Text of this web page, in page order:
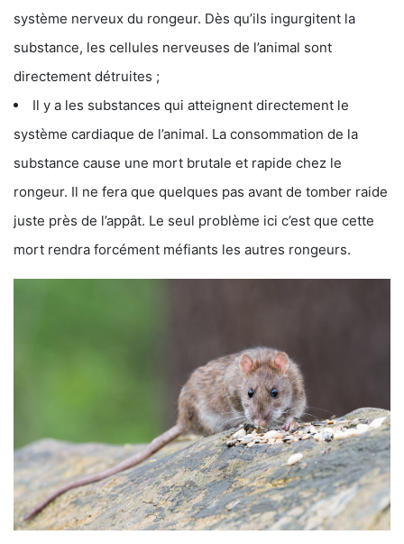
système nerveux du rongeur. Dès qu’ils ingurgitent la
substance, les cellules nerveuses de l’animal sont
directement détruites ;
Il y a les substances qui atteignent directement le
système cardiaque de l’animal. La consommation de la
substance cause une mort brutale et rapide chez le
rongeur. Il ne fera que quelques pas avant de tomber raide
juste près de l’appât. Le seul problème ici c’est que cette
mort rendra forcément méfiants les autres rongeurs.